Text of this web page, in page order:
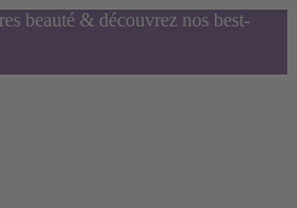
beauté & découvrez nos best-